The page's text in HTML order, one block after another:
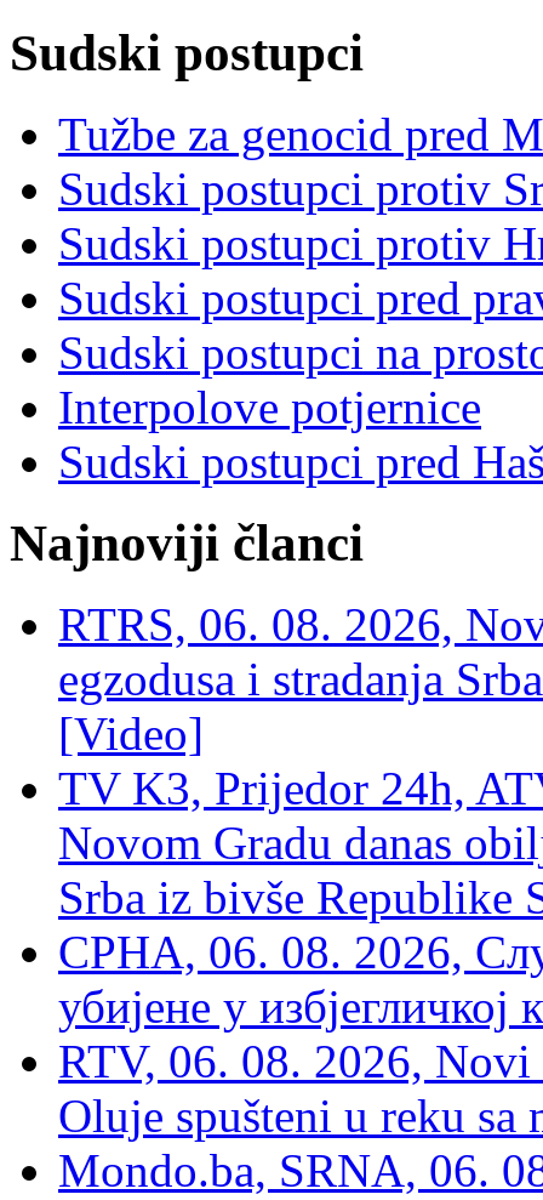
Sudski postupci
Tužbe za genocid pred
Sudski postupci protiv
Sudski postupci protiv
Sudski postupci pred
Sudski postupci na
Interpolove potjernice
Sudski postupci pred
Najnoviji članci
RTRS, 06. 08. 2026,
egzodusa i stradanja
[Video]
TV K3, Prijedor 24h,
Novom Gradu danas
Srba iz bivše Republike
СРНА, 06. 08. 2026,
убијене у избјегличкој
RTV, 06. 08. 2026, Novi
Oluje spušteni u reku sa
Mondo.ba, SRNA, 06.